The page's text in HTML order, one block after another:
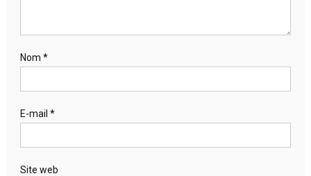
Nom *
E-mail *
Site web